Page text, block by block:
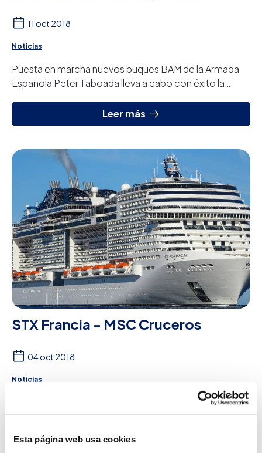
Esta página web usa cookies
11 oct 2018
Noticias
Puesta en marcha nuevos buques BAM de la Armada
Española Peter Taboada lleva a cabo con éxito la
Leer más
STX Francia - MSC Cruceros
04 oct 2018
Noticias
STX Francia - MSC Cruceros Peter Taboada entrega a
STX la última serie de generadores de agua dulce que